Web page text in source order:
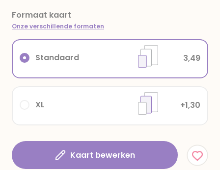
Formaat kaart
Onze verschillende formaten
XL +1,30
Standaard 3,49
Kaart bewerken